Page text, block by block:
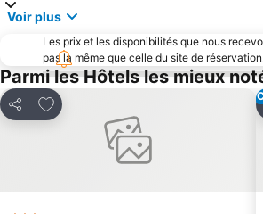
Voir plus
Les prix et les disponibilités que nous
pas la même que celle du site de
Parmi les Hôtels les mieux
Partager
Ajouter à mes favoris